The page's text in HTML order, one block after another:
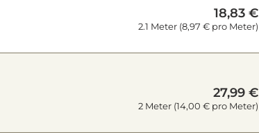
18,83 €
2.1 Meter (8,97 € pro Meter)
27,99 €
2 Meter (14,00 € pro Meter)